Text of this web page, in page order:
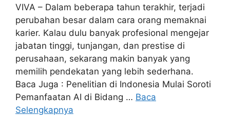
VIVA – Dalam beberapa tahun terakhir, terjadi
perubahan besar dalam cara orang memaknai
karier. Kalau dulu banyak profesional mengejar
jabatan tinggi, tunjangan, dan prestise di
perusahaan, sekarang makin banyak yang
memilih pendekatan yang lebih sederhana.
Baca Juga : Penelitian di Indonesia Mulai Soroti
Pemanfaatan AI di Bidang … Baca
Selengkapnya